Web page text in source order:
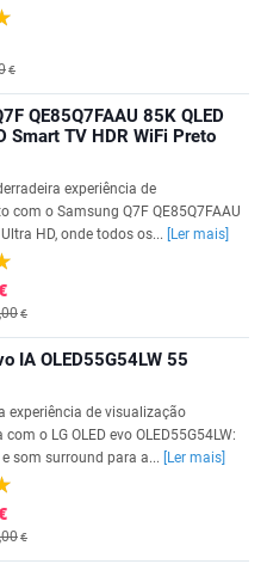
€
QE85Q7FAAU 85K QLED
Smart TV HDR WiFi Preto
experiência de
com o Samsung Q7F QE85Q7FAAU
HD, onde todos os...
[Ler mais]
€
IA OLED55G54LW 55
experiência de visualização
o LG OLED evo OLED55G54LW:
som surround para a...
[Ler mais]
€